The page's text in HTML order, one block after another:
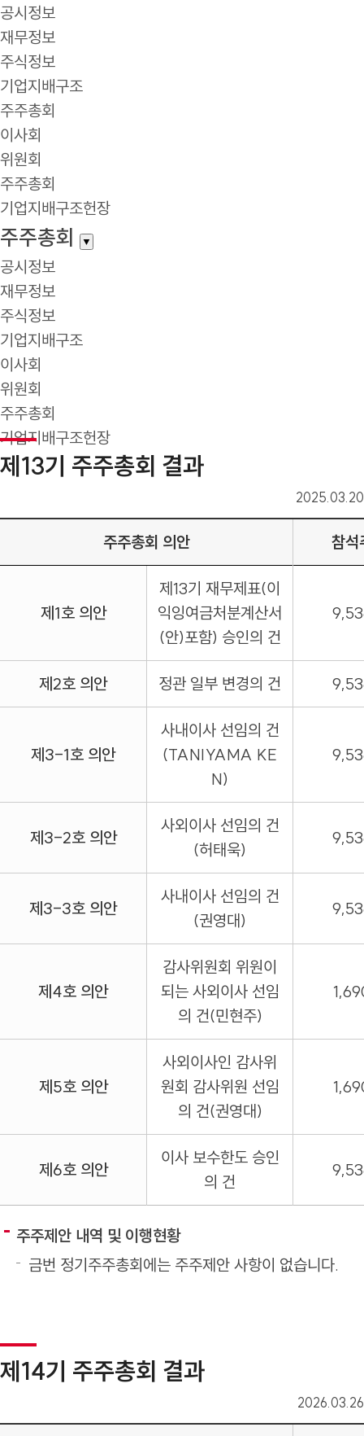
공시정보
재무정보
주식정보
기업지배구조
주주총회
이사회
위원회
주주총회
기업지배구조헌장
주주총회 ▼
공시정보
재무정보
주식정보
기업지배구조
이사회
위원회
주주총회
기업지배구조헌장
제13기 주주총회 결과
2025.03.20
주주총회 의안 참석
제1호 의안
제13기 재무제표(이
익잉여금처분계산서
(안)포함) 승인의 건
제2호 의안 정관 일부 변경의 건
제3-1호 의안
사내이사 선임의 건
(TANIYAMA KE
N)
제3-2호 의안
사외이사 선임의 건
(허태욱)
제3-3호 의안
사내이사 선임의 건
(권영대)
제4호 의안
감사위원회 위원이
되는 사외이사 선임
의 건(민현주)
제5호 의안
사외이사인 감사위
원회 감사위원 선임
의 건(권영대)
제6호 의안
이사 보수한도 승인
의 건
주주제안 내역 및 이행현황
금번 정기주주총회에는 주주제안 사항이 없습니다.
제14기 주주총회 결과
2026.03.26